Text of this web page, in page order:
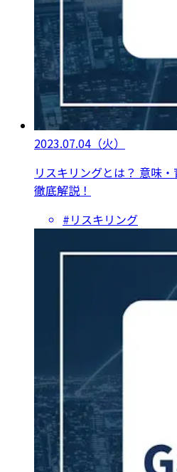
2023.07.04 （火）
リスキリングとは？ 意味
徹底解説！
#リスキリング